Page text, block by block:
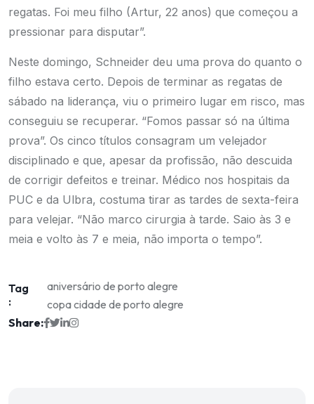
regatas. Foi meu filho (Artur, 22 anos) que começou a
pressionar para disputar”.
Neste domingo, Schneider deu uma prova do quanto o
filho estava certo. Depois de terminar as regatas de
sábado na liderança, viu o primeiro lugar em risco, mas
conseguiu se recuperar. “Fomos passar só na última
prova”. Os cinco títulos consagram um velejador
disciplinado e que, apesar da profissão, não descuida
de corrigir defeitos e treinar. Médico nos hospitais da
PUC e da Ulbra, costuma tirar as tardes de sexta-feira
para velejar. “Não marco cirurgia à tarde. Saio às 3 e
meia e volto às 7 e meia, não importa o tempo”.
Tag
:
aniversário de porto alegre
copa cidade de porto alegre
Share: